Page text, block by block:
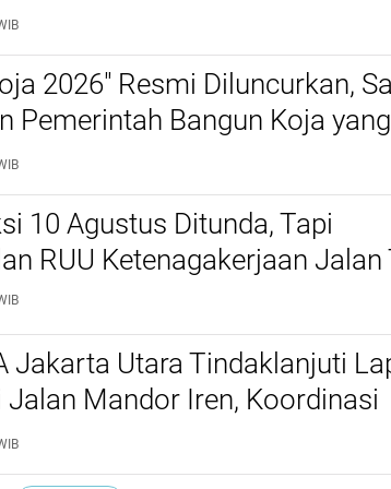
2026" Resmi Diluncurkan,
Pemerintah Bangun Koja yang
10 Agustus Ditunda, Tapi
RUU Ketenagakerjaan Jalan
Jakarta Utara Tindaklanjuti
Jalan Mandor Iren, Koordinasi
Disiapkan